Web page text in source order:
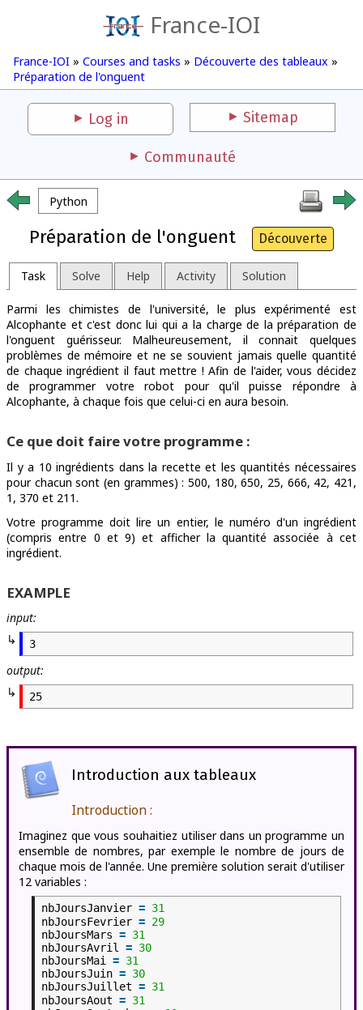
France-IOI
France-IOI » Courses and tasks » Découverte des tableaux »
Préparation de l'onguent
Log in Sitemap
Communauté
Python
Préparation de l'onguent Découverte
Task Solve Help Activity Solution
Parmi les chimistes de l'université, le plus expérimenté est
Alcophante et c'est donc lui qui a la charge de la préparation de
l'onguent guérisseur. Malheureusement, il connait quelques
problèmes de mémoire et ne se souvient jamais quelle quantité
de chaque ingrédient il faut mettre ! Afin de l'aider, vous décidez
de programmer votre robot pour qu'il puisse répondre à
Alcophante, à chaque fois que celui-ci en aura besoin.
Ce que doit faire votre programme :
Il y a 10 ingrédients dans la recette et les quantités nécessaires
pour chacun sont (en grammes) : 500, 180, 650, 25, 666, 42, 421,
1, 370 et 211.
Votre programme doit lire un entier, le numéro d'un ingrédient
(compris entre 0 et 9) et afficher la quantité associée à cet
ingrédient.
EXAMPLE
input:
3
output:
25
Introduction aux tableaux
Introduction :
Imaginez que vous souhaitiez utiliser dans un programme un
ensemble de nombres, par exemple le nombre de jours de
chaque mois de l'année. Une première solution serait d'utiliser
12 variables :
nbJoursJanvier = 31
nbJoursFevrier = 29
nbJoursMars = 31
nbJoursAvril = 30
nbJoursMai = 31
nbJoursJuin = 30
nbJoursJuillet = 31
nbJoursAout = 31